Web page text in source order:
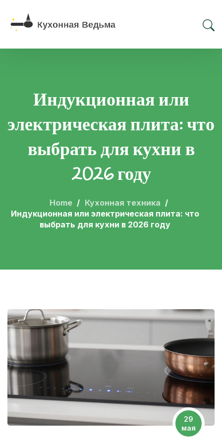
Индукционная или
электрическая плита: что
выбрать для кухни в
2026 году
Home
Кухонная техника
Индукционная или электрическая плита: что
выбрать для кухни в 2026 году
29
мая